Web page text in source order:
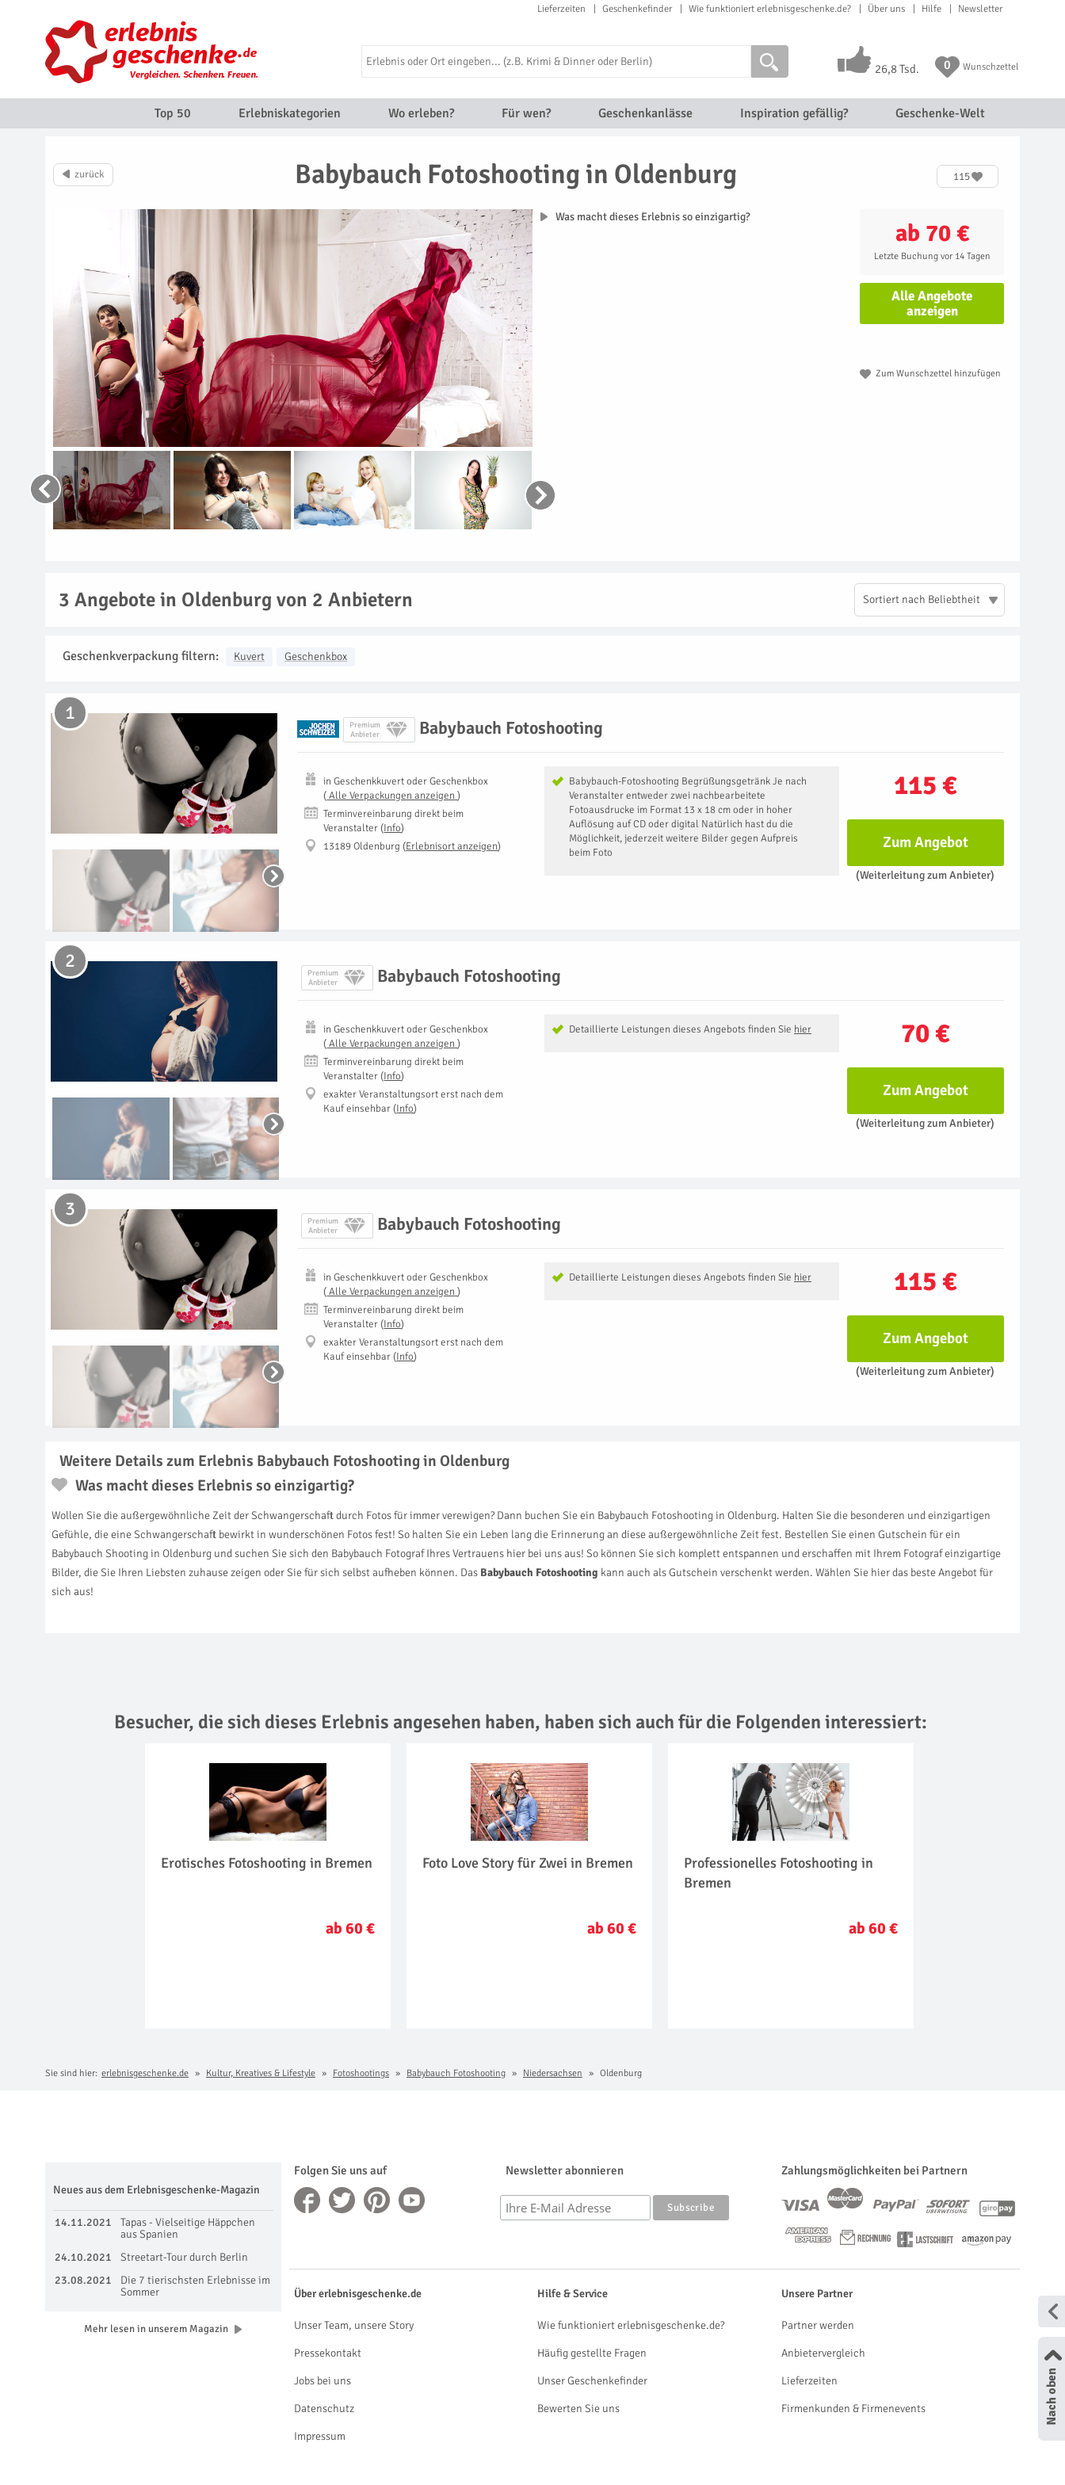
Lieferzeiten Geschenkefinder Wie funktioniert erlebnisgeschenke.de? Über uns Hilfe Newsletter
26,8 Tsd. 0 Wunschzettel
Top 50 Erlebniskategorien Wo erleben? Für wen? Geschenkanlässe Inspiration gefällig? Geschenke-Welt
Babybauch Fotoshooting in Oldenburg 115
ab 70 €
Letzte Buchung vor 14 Tagen
Alle Angebote
anzeigen
Zum Wunschzettel hinzufügen
Was macht dieses Erlebnis so einzigartig?
3 Angebote in Oldenburg von 2 Anbietern Sortiert nach Beliebtheit
Geschenkverpackung filtern: Kuvert Geschenkbox
Premium
Anbieter
Babybauch Fotoshooting
1
115 €
Babybauch-Fotoshooting Begrüßungsgetränk Je nach
Veranstalter entweder zwei nachbearbeitete
Fotoausdrucke im Format 13 x 18 cm oder in hoher
Auflösung auf CD oder digital Natürlich hast du die
Möglichkeit, jederzeit weitere Bilder gegen Aufpreis
beim Foto
inGeschenkkuvert oder Geschenkbox
( Alle Verpackungen anzeigen )
Terminvereinbarung direkt beim
Veranstalter (Info)
13189 Oldenburg (Erlebnisort anzeigen) Zum Angebot
(Weiterleitung zum Anbieter)
Premium
Anbieter
Babybauch Fotoshooting
2
70 €
Detaillierte Leistungen dieses Angebots finden Sie hier
inGeschenkkuvert oder Geschenkbox
( Alle Verpackungen anzeigen )
Terminvereinbarung direkt beim
Veranstalter (Info)
exakter Veranstaltungsort erst nach dem
Kauf einsehbar (Info)
Zum Angebot
(Weiterleitung zum Anbieter)
Premium
Anbieter
Babybauch Fotoshooting
3
115 €
Detaillierte Leistungen dieses Angebots finden Sie hier
inGeschenkkuvert oder Geschenkbox
( Alle Verpackungen anzeigen )
Terminvereinbarung direkt beim
Veranstalter (Info)
exakter Veranstaltungsort erst nach dem
Kauf einsehbar (Info)
Zum Angebot
(Weiterleitung zum Anbieter)
Weitere Details zum Erlebnis Babybauch Fotoshooting in Oldenburg
Was macht dieses Erlebnis so einzigartig?
Wollen Sie die außergewöhnliche Zeit der Schwangerschaft durch Fotos für immer verewigen? Dann buchen Sie ein Babybauch Fotoshooting in Oldenburg. Halten Sie die besonderen und einzigartigen
Gefühle, die eine Schwangerschaft bewirkt in wunderschönen Fotos fest! So halten Sie ein Leben lang die Erinnerung an diese außergewöhnliche Zeit fest. Bestellen Sie einen Gutschein für ein
Babybauch Shooting in Oldenburg und suchen Sie sich den Babybauch Fotograf Ihres Vertrauens hier bei uns aus! So können Sie sich komplett entspannen und erschaffen mit Ihrem Fotograf einzigartige
Bilder, die Sie Ihren Liebsten zuhause zeigen oder Sie für sich selbst aufheben können. Das Babybauch Fotoshooting kann auch als Gutschein verschenkt werden. Wählen Sie hier das beste Angebot für
sich aus!
Besucher, die sich dieses Erlebnis angesehen haben, haben sich auch für die Folgenden interessiert:
Erotisches Fotoshooting in Bremen
ab 60 €
Foto Love Story für Zwei in Bremen
ab 60 €
Professionelles Fotoshooting in
Bremen
ab 60 €
Sie sind hier: erlebnisgeschenke.de Kultur, Kreatives & Lifestyle Fotoshootings Babybauch Fotoshooting Niedersachsen Oldenburg
Folgen Sie uns auf Newsletter abonnieren Zahlungsmöglichkeiten bei Partnern
Neues aus dem Erlebnisgeschenke-Magazin
14.11.2021
Tapas - Vielseitige Häppchen
aus Spanien
24.10.2021
Streetart-Tour durch Berlin
23.08.2021
Die 7 tierischsten Erlebnisse im
Sommer
Mehr lesen in unserem Magazin
Über erlebnisgeschenke.de
Unser Team, unsere Story
Pressekontakt
Jobs bei uns
Datenschutz
Impressum
Hilfe & Service
Wie funktioniert erlebnisgeschenke.de?
Häufig gestellte Fragen
Unser Geschenkefinder
Bewerten Sie uns
Unsere Partner
Partner werden
Anbietervergleich
Lieferzeiten
Firmenkunden & Firmenevents